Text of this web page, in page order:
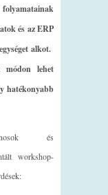
és az ERP
alkot.
lehet
hatékonyabb
és
workshop-